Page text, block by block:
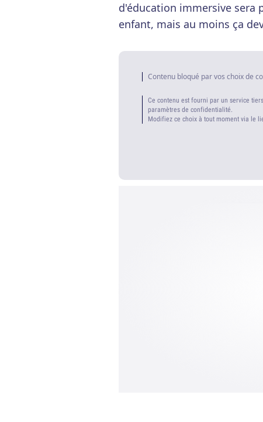
d'éducation immersive
enfant, mais au moins ça
Contenu bloqué par vos choix de
Ce contenu est fourni par un service
paramètres de confidentialité.
Modifiez ce choix à tout moment via le